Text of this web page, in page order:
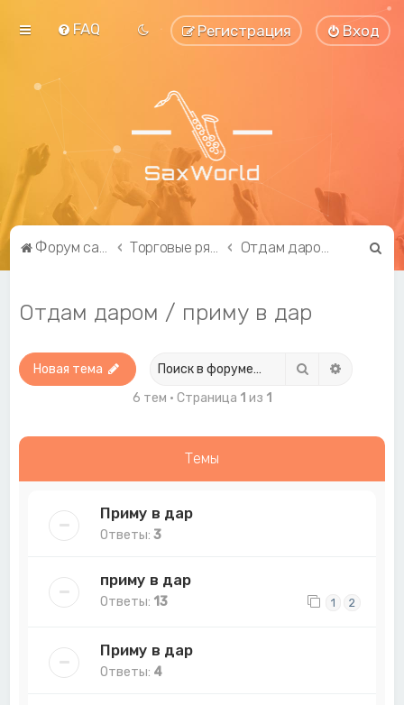
FAQ Вход
Регистрация
Форум саксофонистов SaxWorld.org Торговые ряды Отдам даром / приму в дар
Отдам даром / приму в дар
Новая тема Поиск
6 тем • Страница 1 из 1
Темы
Приму в дар
Ответы:3
приму в дар
Ответы: 13 1 2
Приму в дар
Ответы: 4